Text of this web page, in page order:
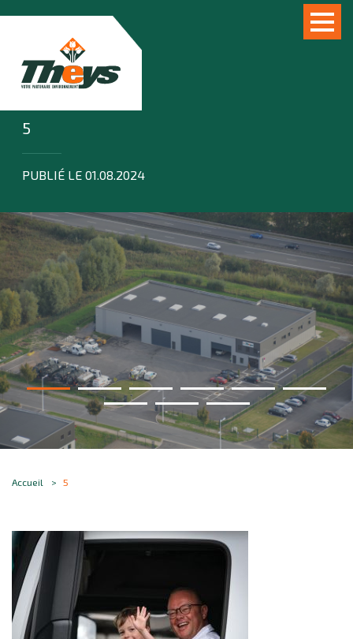
5
PUBLIÉ LE 01.08.2024
Accueil 5